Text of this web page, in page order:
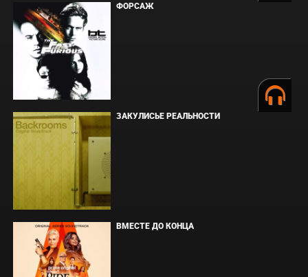
ФОРСАЖ
ЗАКУЛИСЬЕ РЕАЛЬНОСТИ
ВМЕСТЕ ДО КОНЦА